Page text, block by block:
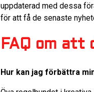
uppdaterad med dessa
för att få de senaste
FAQ om att
Hur kan jag förbättra